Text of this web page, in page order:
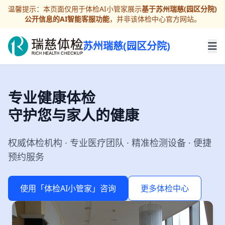
温馨提示：本页面仅用于体检AI小管家展示基于苏州瑞慈(园区分院)
公开信息的AI智能客服功能，并非该体检中心官方网站。
苏州瑞慈(园区分院)
专业健康体检
守护您与家人的健康
权威体检机构 · 专业医疗团队 · 精准检测设备 · 便捷
预约服务
使用「体检AI小管家」咨询 更多体检中心